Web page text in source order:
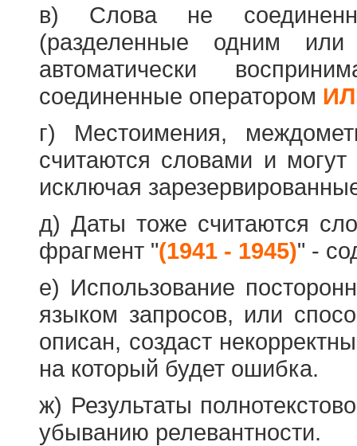
в) Слова не
(разделенные одним или
автоматически
соединенные оператором
г) Местоимения,
считаются словами и могут
исключая
д) Даты тоже считаются
фрагмент "(1941 - 1945)" -
е) Использование
языком запросов, или
описан, создаст
на который будет ошибка.
ж) Результаты
убыванию релевантности.